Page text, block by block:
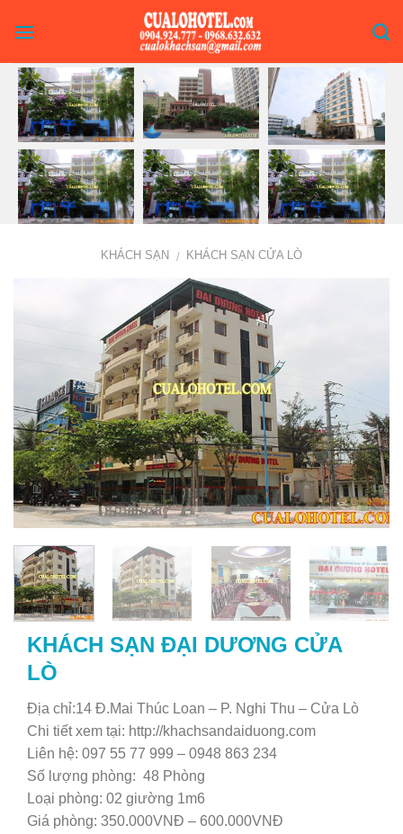
KHÁCH SẠN / KHÁCH SẠN CỬA LÒ
KHÁCH SẠN ĐẠI DƯƠNG CỬA
LÒ
Địa chỉ:14 Đ.Mai Thúc Loan – P. Nghi Thu – Cửa Lò
Chi tiết xem tại: http://khachsandaiduong.com
Liên hệ: 097 55 77 999 – 0948 863 234
Số lượng phòng: 48 Phòng
Loại phòng: 02 giường 1m6
Giá phòng: 350.000VNĐ – 600.000VNĐ